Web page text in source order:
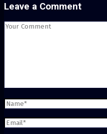
Leave a Comment